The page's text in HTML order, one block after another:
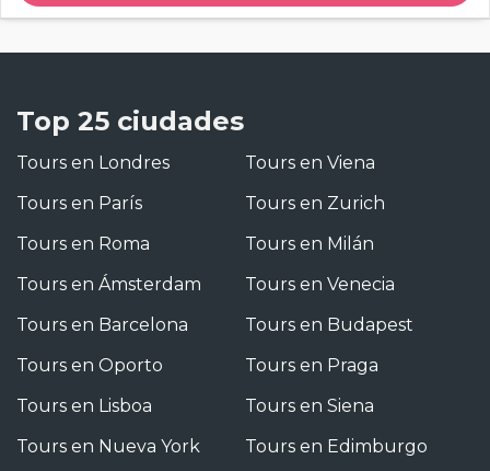
Top 25 ciudades
Tours en Londres
Tours en París
Tours en Roma
Tours en Ámsterdam
Tours en Barcelona
Tours en Oporto
Tours en Lisboa
Tours en Nueva York
Tours en Viena
Tours en Zurich
Tours en Milán
Tours en Venecia
Tours en Budapest
Tours en Praga
Tours en Siena
Tours en Edimburgo